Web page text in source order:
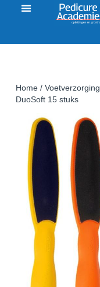
Home/ Voetverzorging
DuoSoft 15 stuks